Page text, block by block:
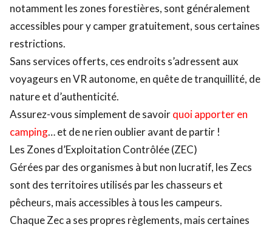
notamment les zones forestières, sont généralement
accessibles pour y camper gratuitement, sous certaines
restrictions.
Sans services offerts, ces endroits s’adressent aux
voyageurs en VR autonome, en quête de tranquillité, de
nature et d’authenticité.
Assurez-vous simplement de savoirquoi apporter en
camping… et de ne rien oublier avant de partir !
Les Zones d’Exploitation Contrôlée (ZEC)
Gérées par des organismes à but non lucratif, les Zecs
sont des territoires utilisés par les chasseurs et
pêcheurs, mais accessibles à tous les campeurs.
Chaque Zec a ses propres règlements, mais certaines